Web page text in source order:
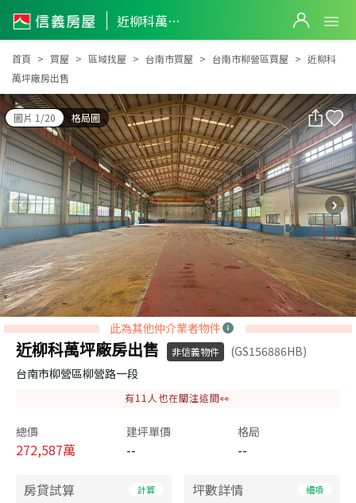
近柳科萬坪廠房出售
近柳科萬坪廠房出售
首頁 買屋 區域找屋 台南市買屋 台南市柳營區買屋
近柳科
萬坪廠房出售
圖片 1/20 格局圖
此為其他仲介業者物件
近柳科萬坪廠房出售 非信義物件
(GS156886HB)
台南市柳營區柳營路一段
有11 人也在關注這間👀
總價
272,587萬
建坪單價
--
格局
--
房貸試算 計算 坪數詳情 細項